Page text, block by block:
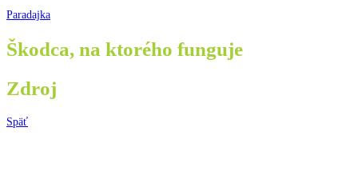
Paradajka
Škodca, na ktorého funguje
Zdroj
Späť